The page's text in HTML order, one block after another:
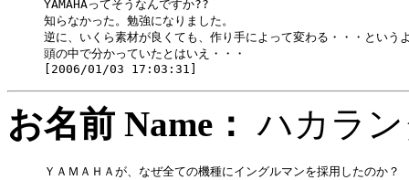
YAMAHAってそうなんですか??
知らなかった。勉強になりました。
逆に、いくら素材が良くても、作り手によって変わる・・・という
頭の中で分かっていたとはいえ・・・
お名前 Name： ハカラ
ＹＡＭＡＨＡが、なぜ全ての機種にイングルマンを採用したのか？